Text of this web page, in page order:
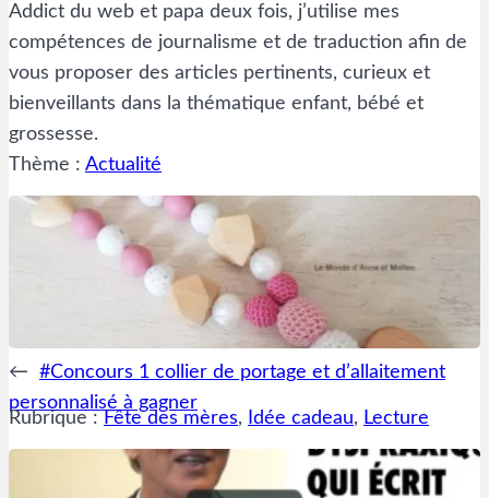
Addict du web et papa deux fois, j’utilise mes
compétences de journalisme et de traduction afin de
vous proposer des articles pertinents, curieux et
bienveillants dans la thématique enfant, bébé et
grossesse.
Thème : Actualité
←
#Concours 1 collier de portage et d’allaitement
personnalisé à gagner
Rubrique : Fête des mères, Idée cadeau, Lecture